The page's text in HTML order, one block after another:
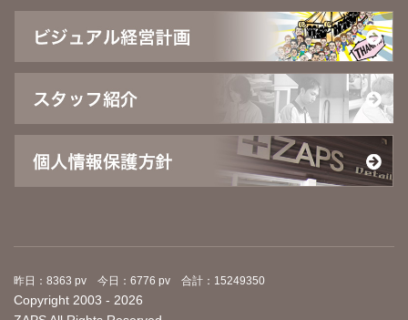
昨日：8363 pv 今日：6776 pv 合計：15249350
Copyright 2003 - 2026